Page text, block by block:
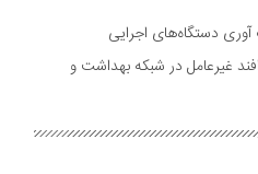
آوری دستگاه‌های اجرایی
غیرعامل در شبکه بهداشت و